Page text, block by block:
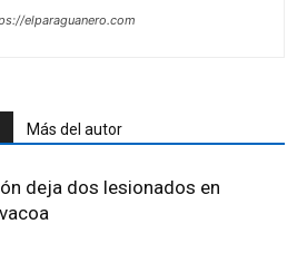
elparaguanero.com
Más del autor
deja dos lesionados en